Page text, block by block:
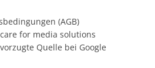
(AGB)
for media solutions
Quelle bei Google